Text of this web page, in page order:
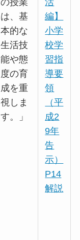
の授業
は、基
本的な
生活技
能や態
度の育
成を重
視しま
す。」
活
編】
小学
校学
習指
導要
領
（平
成2
9年
告
示）
P14
解説